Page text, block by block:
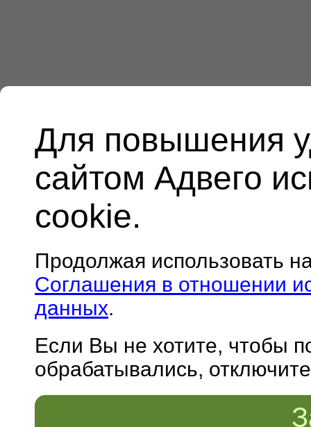
Для повышения
сайтом Адвего
cookie.
Продолжая использовать
Соглашения в отношении
данных.
Если Вы не хотите, чтобы
обрабатывались,